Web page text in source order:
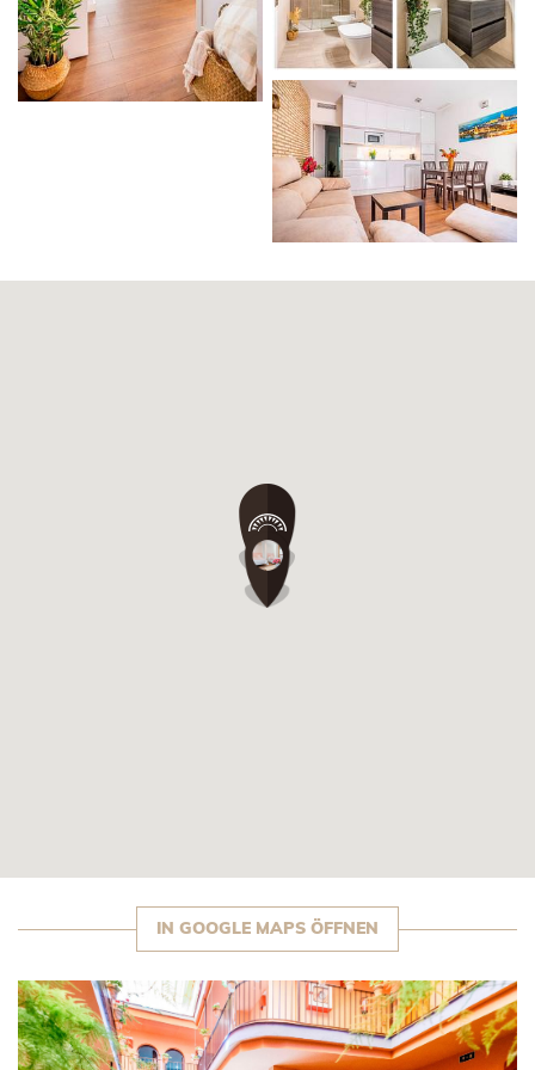
IN GOOGLE MAPS ÖFFNEN
FEATURED
dem 19. Jahrhundert, in dem
Hotel mit eigenem Charakter